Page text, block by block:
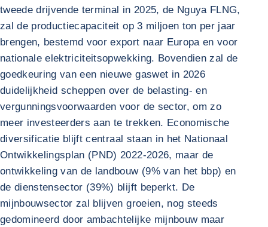
tweede drijvende terminal in 2025, de Nguya FLNG,
zal de productiecapaciteit op 3 miljoen ton per jaar
brengen, bestemd voor export naar Europa en voor
nationale elektriciteitsopwekking. Bovendien zal de
goedkeuring van een nieuwe gaswet in 2026
duidelijkheid scheppen over de belasting- en
vergunningsvoorwaarden voor de sector, om zo
meer investeerders aan te trekken. Economische
diversificatie blijft centraal staan in het Nationaal
Ontwikkelingsplan (PND) 2022-2026, maar de
ontwikkeling van de landbouw (9% van het bbp) en
de dienstensector (39%) blijft beperkt. De
mijnbouwsector zal blijven groeien, nog steeds
gedomineerd door ambachtelijke mijnbouw maar